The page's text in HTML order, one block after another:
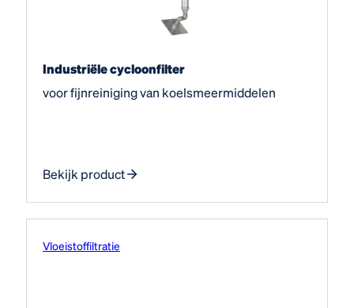
Industriële cycloonfilter
voor fijnreiniging van koelsmeermiddelen
Bekijk product
Vloeistof­filtratie